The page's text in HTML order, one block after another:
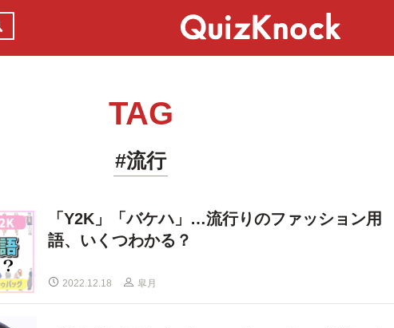
TAG
#流行
「Y2K」「バケハ」…流行りのファッション用
語、いくつわかる？
2022.12.18 皐月